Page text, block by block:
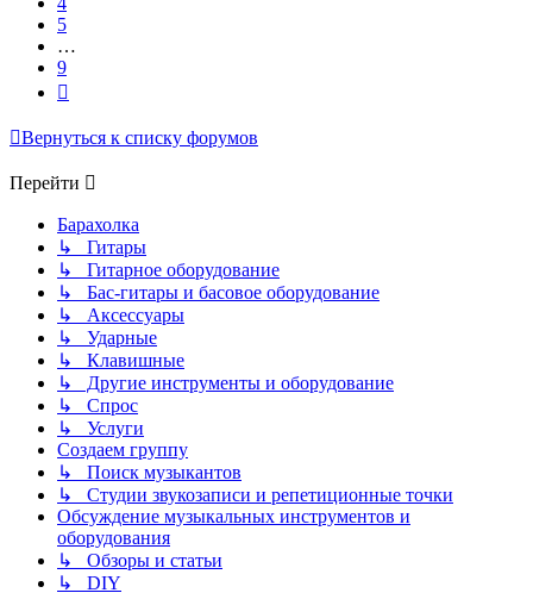
5
…
9
Вернуться к списку форумов
Перейти
Барахолка
↳ Гитары
↳ Гитарное оборудование
↳ Бас-гитары и басовое оборудование
↳ Аксессуары
↳ Ударные
↳ Клавишные
↳ Другие инструменты и оборудование
↳ Спрос
↳ Услуги
Создаем группу
↳ Поиск музыкантов
↳ Студии звукозаписи и репетиционные точки
Обсуждение музыкальных инструментов и
оборудования
↳ Обзоры и статьи
↳ DIY